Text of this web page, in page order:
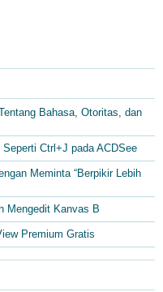
Bahasa, Otoritas, dan
Ctrl+J pada ACDSee
Meminta “Berpikir Lebih
Mengedit Kanvas B
Premium Gratis